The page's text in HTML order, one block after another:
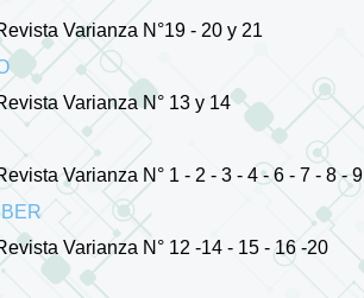
Varianza N°19 - 20 y 21
Varianza N° 13 y 14
Varianza N° 1 - 2 - 3 - 4 - 6 - 7 - 8 - 9
Varianza N° 12 -14 - 15 - 16 -20